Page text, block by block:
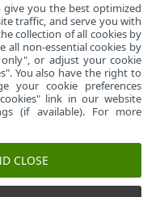
қорғалған.
you the best optimized
traffic, and serve you with
collection of all cookies by
all non-essential cookies by
only", or adjust your cookie
You also have the right to
your cookie preferences
link in our website
(if available). For more
CLOSE